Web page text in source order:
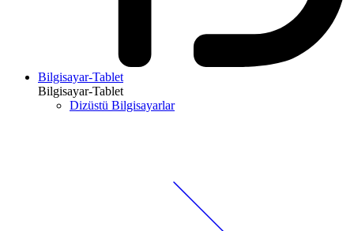
Bilgisayar-Tablet
Bilgisayar-Tablet
Dizüstü Bilgisayarlar